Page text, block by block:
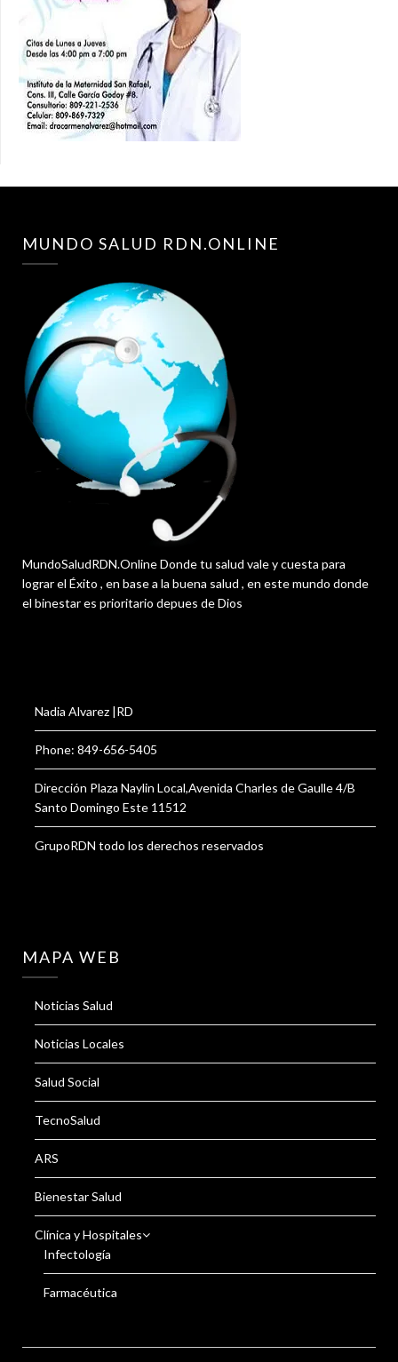
MUNDO SALUD RDN.ONLINE
MundoSaludRDN.Online Donde tu salud vale y cuesta para
lograr el Éxito , en base a la buena salud , en este mundo donde
el binestar es prioritario depues de Dios
Nadia Alvarez |RD
Phone: 849-656-5405
Dirección Plaza Naylin Local,Avenida Charles de Gaulle 4/B
Santo Domingo Este 11512
GrupoRDN todo los derechos reservados
MAPA WEB
Noticias Salud
Noticias Locales
Salud Social
TecnoSalud
ARS
Bienestar Salud
Clínica y Hospitales
Infectología
Farmacéutica